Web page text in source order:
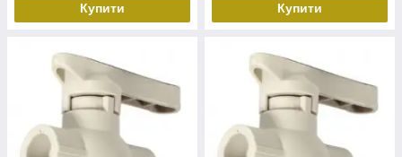
Купити Купити